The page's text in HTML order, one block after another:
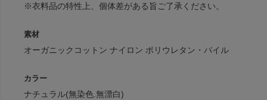
※衣料品の特性上、個体差がある旨ご了承ください。
素材
オーガニックコットン ナイロン ポリウレタン・パイル
カラー
ナチュラル(無染色.無漂白)